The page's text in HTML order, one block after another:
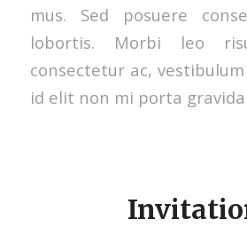
mus. Sed posuere
lobortis. Morbi leo
consectetur ac,
id elit non mi porta